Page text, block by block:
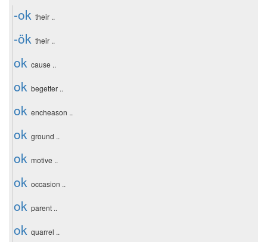
-ok their ..
-ök their ..
ok cause ..
ok begetter ..
ok encheason ..
ok ground ..
ok motive ..
ok occasion ..
ok parent ..
ok quarrel ..